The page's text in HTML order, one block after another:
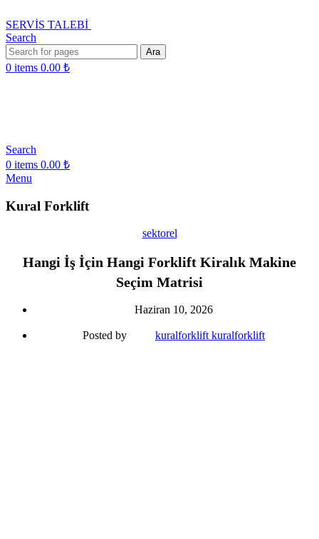
SERVİS TALEBİ
Search
Ara
0 items 0.00 ₺
Search
0 items 0.00 ₺
Menu
Kural Forklift
sektorel
Hangi İş İçin Hangi Forklift Kiralık Makine
Seçim Matrisi
Haziran 10, 2026
Posted by kuralforklift kuralforklift